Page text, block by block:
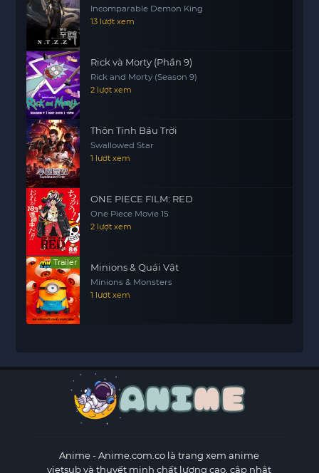
Incomparable Demon King
13 lượt xem
Rick và Morty (Phần 9)
Rick and Morty (Season 9)
2 lượt xem
Thôn Tính Bầu Trời
Swallowed Star
1 lượt xem
ONE PIECE FILM: RED
One Piece Movie 15
2 lượt xem
Trailer Minions & Quái Vật
Minions & Monsters
1 lượt xem
Anime- Anime.com.co là trang xem anime
vietsub và thuyết minh chất lượng cao, cập nhật